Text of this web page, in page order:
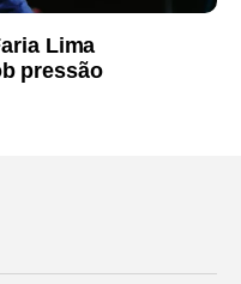
Lima
pressão